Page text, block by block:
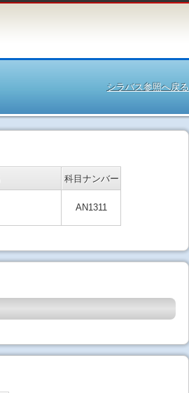
シラバス参照へ戻る
科目ナンバー
AN1311